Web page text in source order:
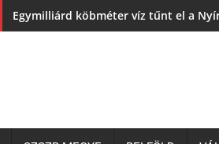
Egymilliárd köbméter víz tűnt el a